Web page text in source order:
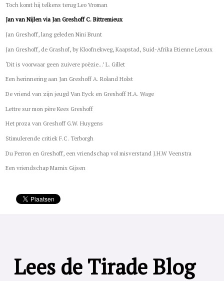
Toch komt hij telkens terug Leo Vroman
Jan van Nijlen via Jan Greshoff C. Bittremieux
Jan Greshoff, lang geleden Nini Brunt
Jan Greshoff, de Grashof, by Kloofnekweg, Kaapstad, Suid-Afrika Etienne Leroux
‘Dit is voorwaar geen zuivere poëzie...’ L. Gillet
Een herinnering aan Jan Greshoff A. Roland Holst
De vriend van zijn jeugd Van Eyck en Greshoff H.A. Wage
Lettre sur mon père Kees Greshoff
Het proza van Greshoff G.W. Huygens
Stimulerende critiek F.C. Terborgh
Du Perron en Greshoff, een vriendschap vol misverstand J.H.W Veenstra
Een vriendschap Marnix Gijsen
Lees de Tirade Blog